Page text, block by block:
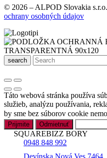
© 2026 – ALPOD Slovakia
ochrany osobných údajov
search
Táto webová stránka používa
služieb, analýzu používania,
by sme bez súborov cookie
Prijmite Odmietnuť
SQUAREBIZZ BORY
0948 848 992
Devínska Nová Ves